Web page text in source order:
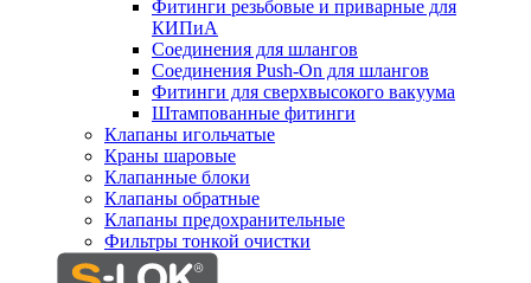
Фитинги резьбовые и приварные для
КИПиА
Соединения для шлангов
Соединения Push-On для шлангов
Фитинги для сверхвысокого вакуума
Штампованные фитинги
Клапаны игольчатые
Краны шаровые
Клапанные блоки
Клапаны обратные
Клапаны предохранительные
Фильтры тонкой очистки